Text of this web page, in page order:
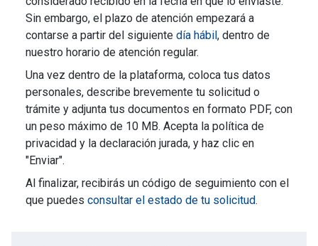
Sin embargo, el plazo de atención empezará a
contarse a partir del siguiente día hábil, dentro de
nuestro horario de atención regular.
Una vez dentro de la plataforma, coloca tus datos
personales, describe brevemente tu solicitud o
trámite y adjunta tus documentos en formato PDF, con
un peso máximo de 10 MB. Acepta la política de
privacidad y la declaración jurada, y haz clic en
"Enviar".
Al finalizar, recibirás un código de seguimiento con el
que puedes consultar el estado de tu solicitud.